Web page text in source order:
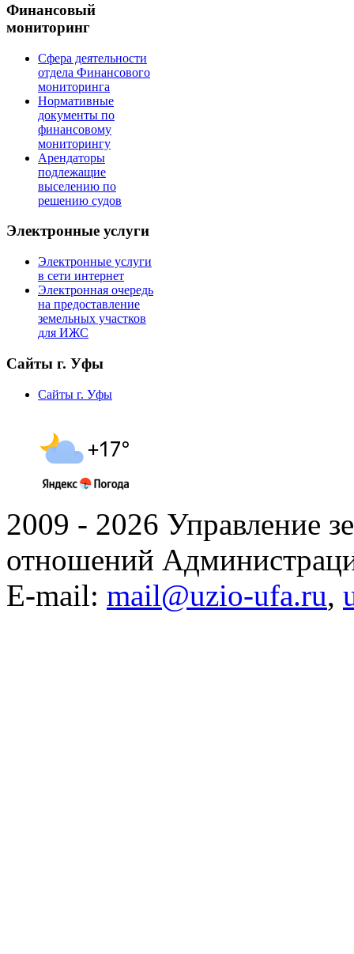
Финансовый
мониторинг
Сфера деятельности
отдела Финансового
мониторинга
Нормативные
документы по
финансовому
мониторингу
Арендаторы
подлежащие
выселению по
решению судов
Электронные услуги
Электронные услуги
в сети интернет
Электронная очередь
на предоставление
земельных участков
для ИЖС
Сайты г. Уфы
Сайты г. Уфы
2009 - 2026 Управление
отношений
E-mail: mail@uzio-ufa.ru,